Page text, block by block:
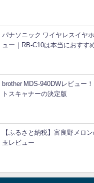
パナソニック ワイヤレスイヤ
ュー｜RB-C10は本当におすす
brother MDS-940DWレビュー
トスキャナーの決定版
【ふるさと納税】富良野メロ
玉レビュー